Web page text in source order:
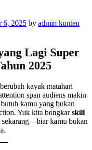
6, 2025 by admin konten
Lagi Super
2025
kayak matahari
span audiens makin
kamu yang bukan
Yuk kita bongkarskill
kamu bukan